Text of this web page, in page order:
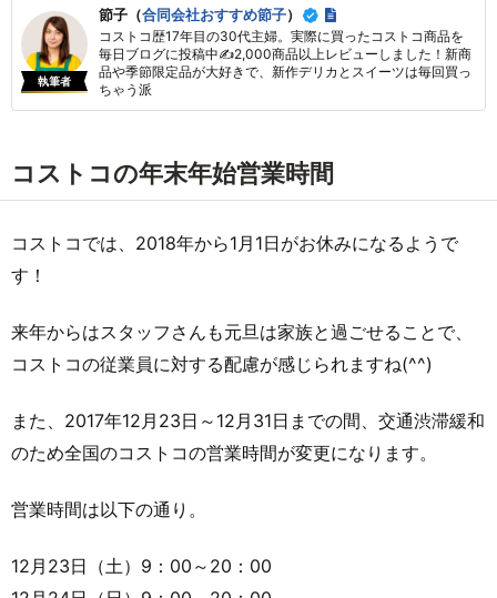
執筆者
節子（合同会社おすすめ節子）
コストコ歴17年目の30代主婦。実際に買ったコストコ商品を
毎日ブログに投稿中✍2,000商品以上レビューしました！新商
品や季節限定品が大好きで、新作デリカとスイーツは毎回買っ
ちゃう派
コストコの年末年始営業時間
コストコでは、2018年から1月1日がお休みになるようで
す！
来年からはスタッフさんも元旦は家族と過ごせることで、
コストコの従業員に対する配慮が感じられますね(^^)
また、2017年12月23日～12月31日までの間、交通渋滞緩和
のため全国のコストコの営業時間が変更になります。
営業時間は以下の通り。
12月23日（土）9：00～20：00